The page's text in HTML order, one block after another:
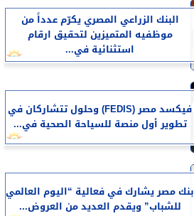
البنك الزراعي المصري يكرّم عدداً من
موظفيه المتميزين لتحقيق ارقام
استثنائية في...
فيكسد مصر (FEDIS) وحلول تتشاركان في
تطوير أول منصة للسياحة الصحية في...
بنك مصر يشارك في فعالية “اليوم العالمي
للشباب” ويقدم العديد من العروض...